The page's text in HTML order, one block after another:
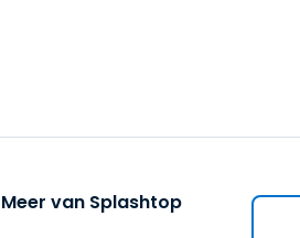
Meer van Splashtop